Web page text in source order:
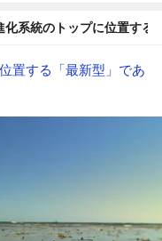
化系統のトップに位置す
置する「最新型」であ